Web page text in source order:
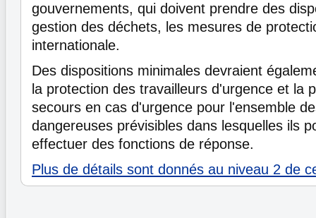
gouvernements, qui doivent prendre des
gestion des déchets, les mesures de
internationale.
Des dispositions minimales devraient
la protection des travailleurs d'urgence et la
secours en cas d'urgence pour l'ensemble
dangereuses prévisibles dans lesquelles ils
effectuer des fonctions de réponse.
Plus de détails sont donnés au niveau 2 de